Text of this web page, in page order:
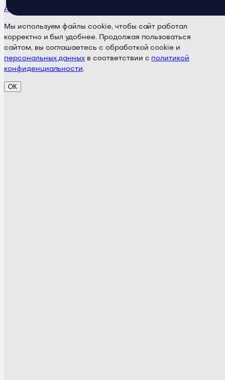
Академия
Мы используем файлы cookie, чтобы сайт работал
корректно и был удобнее. Продолжая пользоваться
сайтом, вы соглашаетесь с обработкой cookie и
персональных данных в соответствии с политикой
конфиденциальности.
ОК